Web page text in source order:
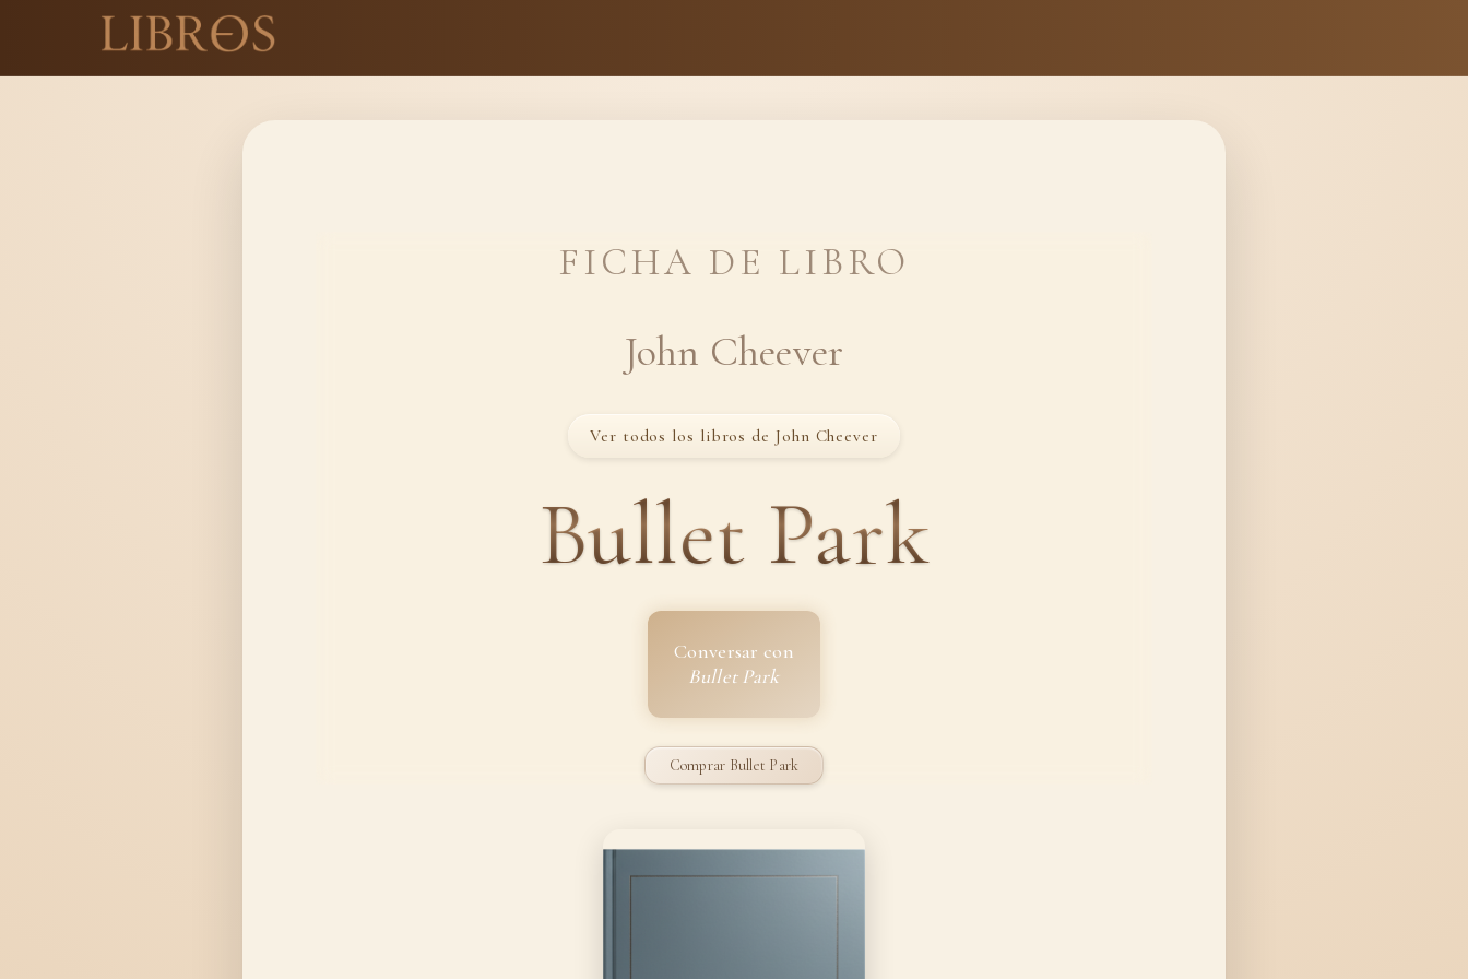
FICHA DE LIBRO
John Cheever
Ver todos los libros de John Cheever
Bullet Park
Conversar con
Bullet Park
Comprar Bullet Park